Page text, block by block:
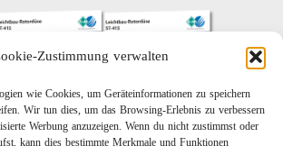
Zustimmung verwalten
wie Cookies, um Geräteinformationen zu speichern
Wir tun dies, um das Browsing-Erlebnis zu verbessern
Werbung anzuzeigen. Wenn du nicht zustimmst oder
kann dies bestimmte Merkmale und Funktionen